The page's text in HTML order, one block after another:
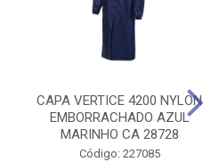
CAPA VERTICE 4200 NYLON
EMBORRACHADO AZUL
MARINHO CA 28728
Código: 227085